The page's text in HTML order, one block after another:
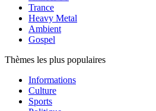
Trance
Heavy Metal
Ambient
Gospel
Thèmes les plus populaires
Informations
Culture
Sports